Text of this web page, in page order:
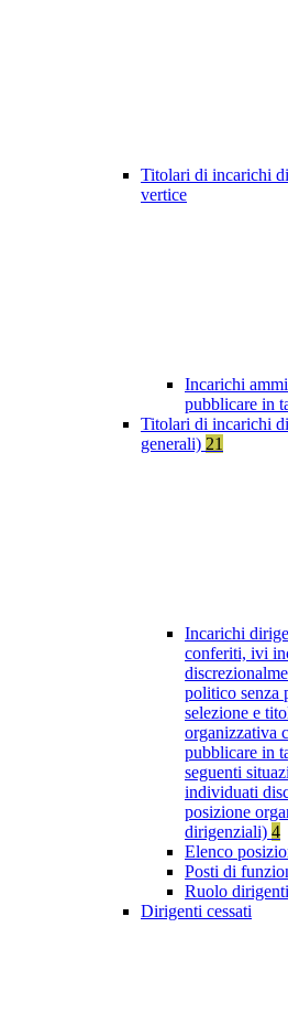
Titolari di incarichi
vertice
Incarichi
pubblicare in
Titolari di incarichi
generali) 21
Incarichi
conferiti, ivi
politico senza
selezione e
organizzativa
pubblicare in
seguenti
individuati
posizione
dirigenziali) 4
Elenco
Posti di
Ruolo dirigenti
Dirigenti cessati